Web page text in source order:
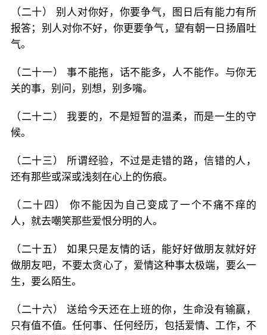
（二十） 别人对你好，你要争气，图日后有能力有所
报答；别人对你不好，你更要争气，望有朝一日扬眉吐
气。
（二十一） 事不能拖，话不能多，人不能作。与你无
关的事，别问，别想，别多嘴。
（二十二） 我要的，不是短暂的温柔，而是一生的守
候。
（二十三） 所谓经验，不过是走错的路，信错的人，
还有那些或深或浅刻在心上的伤痕。
（二十四） 你不能因为自己变成了一个不痛不痒的
人，就去嘲笑那些爱恨分明的人。
（二十五） 如果只是友情的话，能好好做朋友就好好
做朋友吧，不要太贪心了，爱情这种事太极端，要么一
生，要么陌生。
（二十六） 送给今天还在上班的你，生命没有输赢，
只有值不值。任何事、任何经历，包括爱情、工作，不